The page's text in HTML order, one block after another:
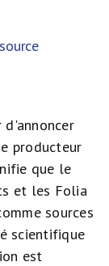
d'annoncer
producteur
que le
et les Folia
sources
scientifique
est